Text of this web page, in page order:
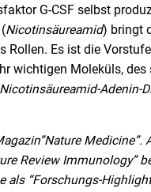
G-CSF selbst
Nicotinsäureamid) bringt
Rollen. Es ist die
wichtigen Moleküls, des
Nicotinsäureamid-Adenin-
Medicine”.
Review Immunology”
als “Forschungs-